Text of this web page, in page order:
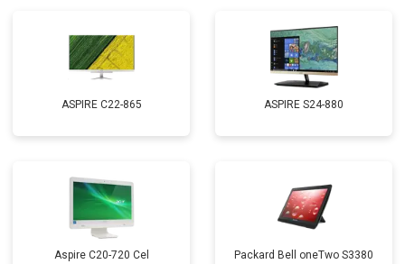
ASPIRE C22-865 ASPIRE S24-880
Aspire C20-720 Cel Packard Bell oneTwo S3380